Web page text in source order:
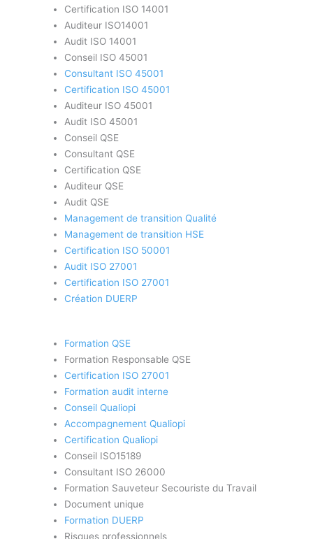
Certification ISO 14001
Auditeur ISO14001
Audit ISO 14001
Conseil ISO 45001
Consultant ISO 45001
Certification ISO 45001
Auditeur ISO 45001
Audit ISO 45001
Conseil QSE
Consultant QSE
Certification QSE
Auditeur QSE
Audit QSE
Management de transition Qualité
Management de transition HSE
Certification ISO 50001
Audit ISO 27001
Certification ISO 27001
Création DUERP
Formation QSE
Formation Responsable QSE
Certification ISO 27001
Formation audit interne
Conseil Qualiopi
Accompagnement Qualiopi
Certification Qualiopi
Conseil ISO15189
Consultant ISO 26000
Formation Sauveteur Secouriste du Travail
Document unique
Formation DUERP
Risques professionnels